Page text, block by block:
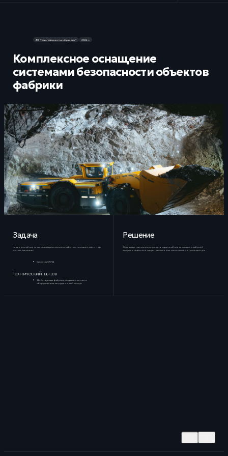
АО "Ново-Широкинский рудник" 2026 г.
Комплексное оснащение
системами безопасности объектов
фабрики
Задача
На данном объекте мы реализуем комплекс работ по поставке, смр и пнр
систем, таких как:
Системы СКУД
Технический вызов
Действующая фабрика, подвижные части
оборудования, затрудненный доступ
Решение
Организуется комплекс средств охраны объекта согласно рабочей
документации, монтируются охранные системы и контроль доступа